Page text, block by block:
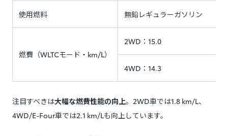
使用燃料 無鉛レギュラーガソリン
燃費（WLTCモード・km/L）
2WD：15.0
4WD：14.3
注目すべきは大幅な燃費性能の向上。2WD車では1.8 km/L、
4WD/E-Four車では2.1 km/Lも向上しています。